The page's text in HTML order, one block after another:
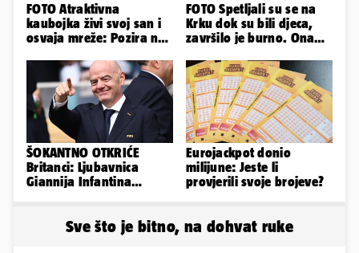
FOTO Atraktivna
kaubojka živi svoj san i
osvaja mreže: Pozira na
rodeu...
FOTO Spetljali su se na
Krku dok su bili djeca,
završilo je burno. Ona
ŠOKANTNO OTKRIĆE
Britanci: Ljubavnica
Giannija Infantina
Eurojackpot donio
milijune: Jeste li
provjerili svoje brojeve?
Sve što je bitno, na dohvat ruke